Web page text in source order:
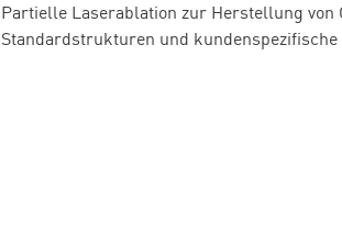
Partielle Laserablation zur Herstellung von
Standardstrukturen und kundenspezifische